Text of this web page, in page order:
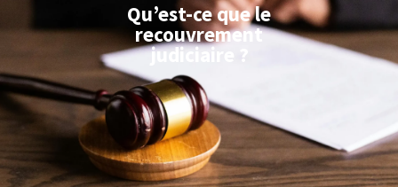
Qu’est-ce que le
recouvrement
judiciaire ?